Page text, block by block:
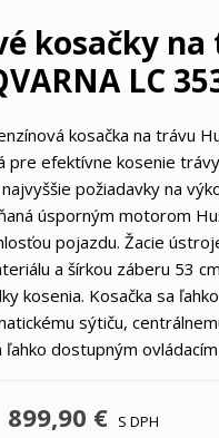
kosačky
LC
kosačka na trávu
pre efektívne kosenie
požiadavky na
úsporným motorom
pojazdu. Žacie
a šírkou záberu 53
kosenia. Kosačka sa
sýtiču,
ľahko dostupným
899,90 € S DPH